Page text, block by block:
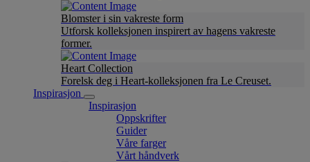
Blomster i sin vakreste form
Utforsk kolleksjonen inspirert av hagens vakreste
former.
Heart Collection
Forelsk deg i Heart-kolleksjonen fra Le Creuset.
Inspirasjon
Inspirasjon
Oppskrifter
Guider
Våre farger
Vårt håndverk